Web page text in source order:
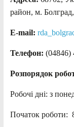
район, м.
E-mail:
Телефон: (04846)
Розпорядок
Робочі дні: з
Початок роботи: